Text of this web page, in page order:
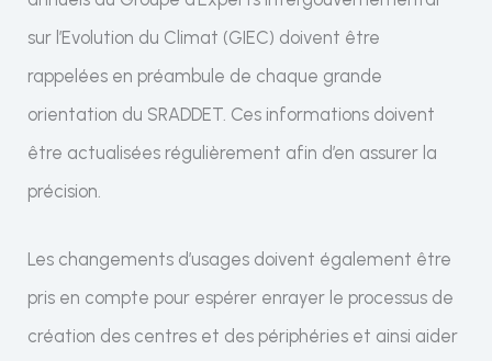
sur l’Evolution du Climat (GIEC) doivent être
rappelées en préambule de chaque grande
orientation du SRADDET. Ces informations doivent
être actualisées régulièrement afin d’en assurer la
précision.
Les changements d’usages doivent également être
pris en compte pour espérer enrayer le processus de
création des centres et des périphéries et ainsi aider